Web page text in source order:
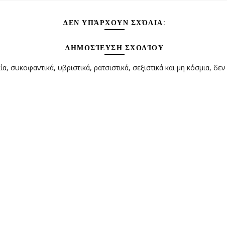
ΔΕΝ ΥΠΆΡΧΟΥΝ ΣΧΌΛΙΑ:
ΔΗΜΟΣΊΕΥΣΗ ΣΧΟΛΊΟΥ
συκοφαντικά, υβριστικά, ρατσιστικά, σεξιστικά και μη κόσμια,